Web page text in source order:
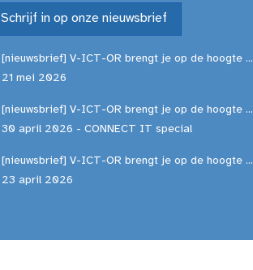
Schrijf in op onze nieuwsbrief
[nieuwsbrief] V-ICT-OR brengt je op de hoogte ...
21 mei 2026
[nieuwsbrief] V-ICT-OR brengt je op de hoogte ...
30 april 2026 - CONNECT IT special
[nieuwsbrief] V-ICT-OR brengt je op de hoogte ...
23 april 2026